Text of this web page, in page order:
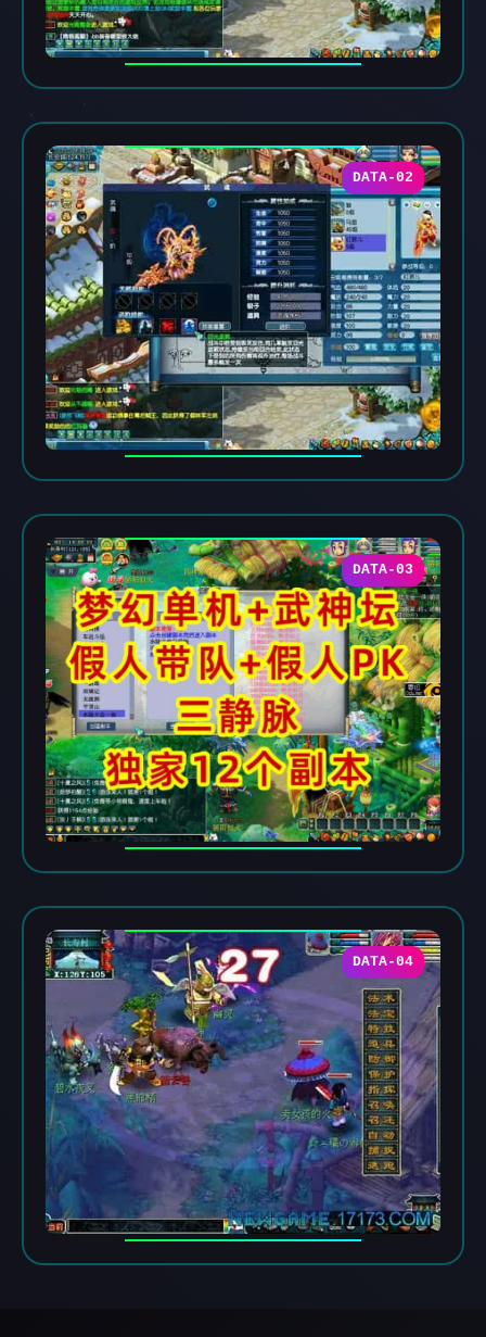
DATA-02
DATA-03
DATA-04